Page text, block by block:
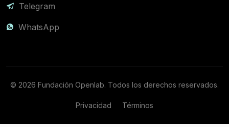
Telegram
WhatsApp
© 2026 Fundación Openlab. Todos los derechos reservados.
Privacidad Términos